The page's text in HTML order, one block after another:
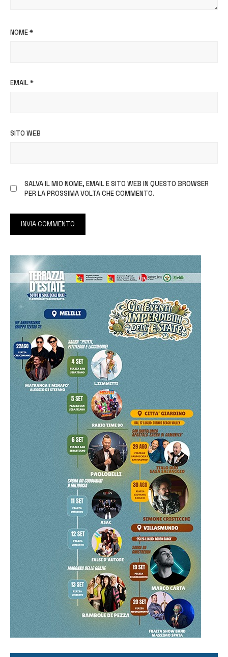
NOME*
EMAIL*
SITO WEB
SALVA IL MIO NOME, EMAIL E SITO WEB IN QUESTO BROWSER
PER LA PROSSIMA VOLTA CHE COMMENTO.